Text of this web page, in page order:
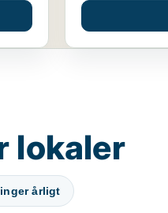
lokaler
årligt